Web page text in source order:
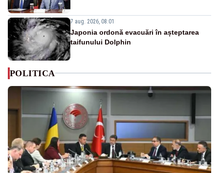
7 aug. 2026, 08:01
Japonia ordonă evacuări în așteptarea
taifunului Dolphin
POLITICA